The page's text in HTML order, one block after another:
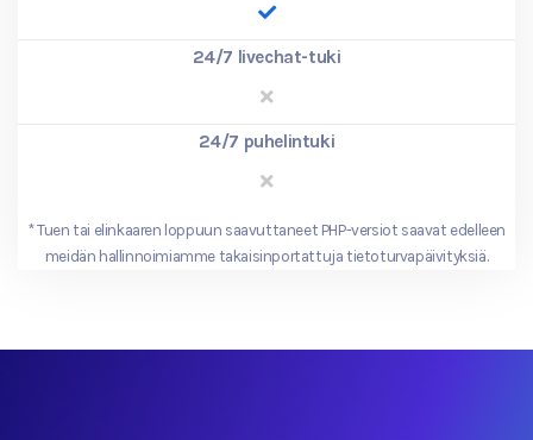
24/7 livechat-tuki
24/7 puhelintuki
*Tuen tai elinkaaren loppuun saavuttaneet PHP-versiot saavat edelleen
meidän hallinnoimiamme takaisinportattuja tietoturvapäivityksiä.